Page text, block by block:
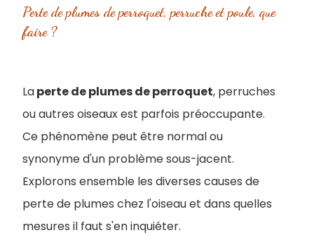
Perte de plumes de perroquet, perruche et poule, que
faire ?
Laperte de plumes de perroquet, perruches
ou autres oiseaux est parfois préoccupante.
Ce phénomène peut être normal ou
synonyme d'un problème sous-jacent.
Explorons ensemble les diverses causes de
perte de plumes chez l'oiseau et dans quelles
mesures il faut s'en inquiéter.